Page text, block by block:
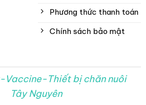
Phương thức thanh toán
Chính sách bảo mật
Vaccine-Thiết bị chăn nuôi
Tây Nguyên